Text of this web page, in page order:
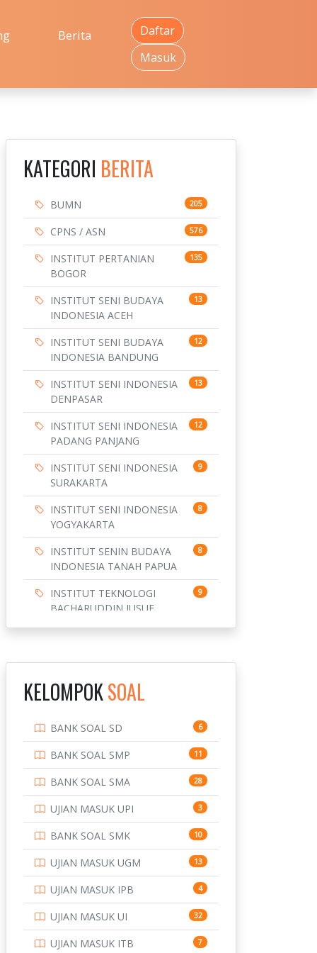
Berita
Daftar
Masuk
KATEGORI BERITA
BUMN 205
CPNS / ASN 576
INSTITUT PERTANIAN
BOGOR
135
INSTITUT SENI BUDAYA
INDONESIA ACEH
13
INSTITUT SENI BUDAYA
INDONESIA BANDUNG
12
INSTITUT SENI INDONESIA
DENPASAR
13
INSTITUT SENI INDONESIA
PADANG PANJANG
12
INSTITUT SENI INDONESIA
SURAKARTA
9
INSTITUT SENI INDONESIA
YOGYAKARTA
8
INSTITUT SENIN BUDAYA
INDONESIA TANAH PAPUA
8
INSTITUT TEKNOLOGI
BACHARUDDIN JUSUF
9
BANDUNG
INSTITUT TEKNOLOGI
INSTITUT TEKNOLOGI
SEPULUH NOVEMBER
10
INSTITUT TEKNOLOGI
SUMATERA
9
IPDN / STPDN 148
PENDIDIKAN 943
PERBANKAN 3
POLRI 169
POLTEK SSN 7
4
KELOMPOKSOAL
BANK SOAL SD 6
BANK SOAL SMP 11
BANK SOAL SMA 28
UJIAN MASUK UPI 3
BANK SOAL SMK 10
UJIAN MASUK UGM 13
UJIAN MASUK IPB 4
UJIAN MASUK UI 32
UJIAN MASUK ITB 7